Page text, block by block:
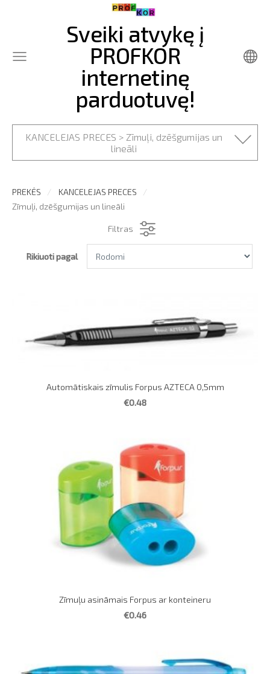
Sveiki atvykę į
PROFKOR
internetinę
parduotuvę!
KANCELEJAS PRECES > Zīmuļi, dzēšgumijas un
lineāli
PREKĖS
KANCELEJAS PRECES
Zīmuļi, dzēšgumijas un lineāli
Filtras
Rikiuoti pagal
Automātiskais zīmulis Forpus AZTECA 0,5mm
€0.48
Zīmuļu asināmais Forpus ar konteineru
€0.46